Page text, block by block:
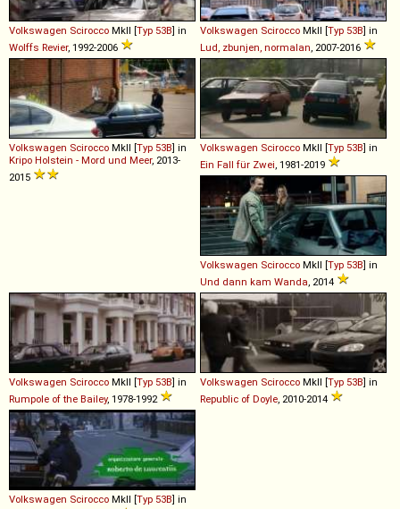
Volkswagen Scirocco MkII [Typ 53B] in
Wolffs Revier, 1992-2006
Volkswagen Scirocco MkII [Typ 53B] in
Lud, zbunjen, normalan, 2007-2016
Volkswagen Scirocco MkII [Typ 53B] in
Kripo Holstein - Mord und Meer, 2013-
2015
Volkswagen Scirocco MkII [Typ 53B] in
Ein Fall für Zwei, 1981-2019
Volkswagen Scirocco MkII [Typ 53B] in
Und dann kam Wanda, 2014
Volkswagen Scirocco MkII [Typ 53B] in
Rumpole of the Bailey, 1978-1992
Volkswagen Scirocco MkII [Typ 53B] in
Republic of Doyle, 2010-2014
Volkswagen Scirocco MkII [Typ 53B] in